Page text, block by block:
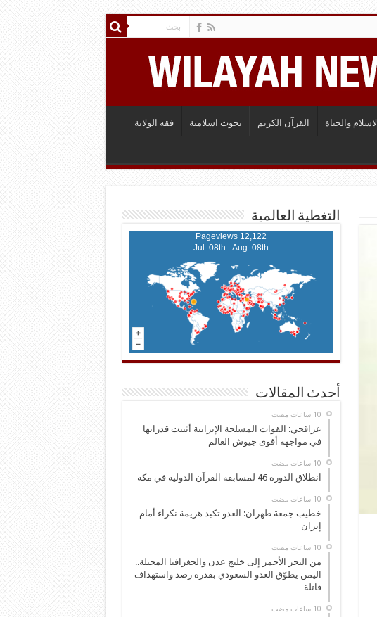
الاسلام والحياة القرآن الكريم بحوث اسلامية فقه الولاية
التغطية العالمية
12,122 Pageviews
Jul. 08th - Aug. 08th
أحدث المقالات
عراقجي: القوات المسلحة الإيرانية أثبتت قدراتها
في مواجهة أقوى جيوش العالم
انطلاق الدورة 46 لمسابقة القرآن الدولية في مكة
خطيب جمعة طهران: العدو تكبد هزيمة نكراء أمام
إيران
من البحر الأحمر إلى خليج عدن والجغرافيا المحتلة..
اليمن يطوّق العدو السعودي بقدرة رصد واستهداف
قاتلة